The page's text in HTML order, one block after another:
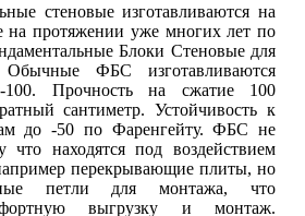
стеновые изготавливаются на
на протяжении уже многих лет по
Блоки Стеновые для
Обычные ФБС изготавливаются
100. Прочность на сжатие 100
сантиметр. Устойчивость к
до -50 по Фаренгейту. ФБС не
что находятся под воздействием
перекрывающие плиты, но
петли для монтажа, что
выгрузку и монтаж.